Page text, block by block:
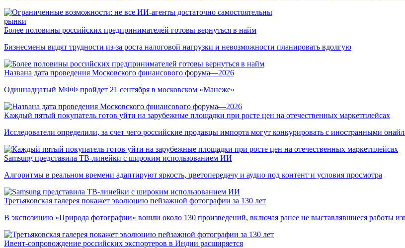
рынки
Более половины российских предпринимателей готовы вернуться в найм
Бизнесмены видят трудности из-за роста налоговой нагрузки и невозможности планировать вдолгую
Названа дата проведения Московского финансового форума—2026
Одиннадцатый МФФ пройдет 21 сентября в московском «Манеже»
Каждый пятый покупатель готов уйти на зарубежные площадки при росте цен на отечественных маркетплейсах
Исследователи определили, за счет чего российские продавцы импорта могут конкурировать с иностранными
Samsung представила ТВ-линейки с широким использованием ИИ
Алгоритмы в реальном времени адаптируют яркость, цветопередачу и аудио под контент и условия просмотра
Третьяковская галерея покажет эволюцию пейзажной фотографии за 130 лет
В экспозицию «Природа фотографии» вошли около 130 произведений, включая ранее не выставлявшиеся работы
Ивент-сопровождение российских экспортеров в Индии расширяется